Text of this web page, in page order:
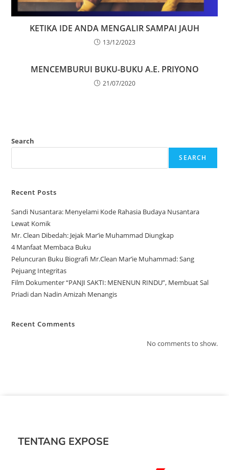
KETIKA IDE ANDA MENGALIR SAMPAI JAUH
13/12/2023
MENCEMBURUI BUKU-BUKU A.E. PRIYONO
21/07/2020
Search
SEARCH
Recent Posts
Sandi Nusantara: Menyelami Kode Rahasia Budaya Nusantara
Lewat Komik
Mr. Clean Dibedah: Jejak Mar’ie Muhammad Diungkap
4 Manfaat Membaca Buku
Peluncuran Buku Biografi Mr.Clean Mar’ie Muhammad: Sang
Pejuang Integritas
Film Dokumenter “PANJI SAKTI: MENENUN RINDU”, Membuat Sal
Priadi dan Nadin Amizah Menangis
Recent Comments
No comments to show.
TENTANG EXPOSE